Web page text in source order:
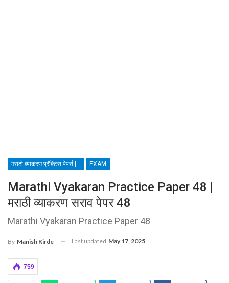
मराठी व्याकरण प्रॅक्टिस पेपर्स | MARATHI GRAMMAR TEST EXAM
Marathi Vyakaran Practice Paper 48 |
मराठी व्याकरण सराव पेपर 48
Marathi Vyakaran Practice Paper 48
By Manish Kirde Last updated May 17, 2025
759